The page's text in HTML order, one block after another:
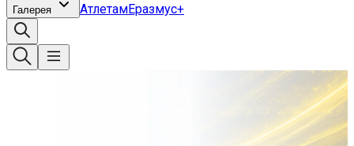
Галерея АтлетамЕразмус+